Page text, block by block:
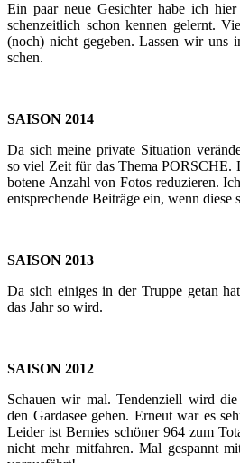
Ein paar neue Ge­sich­ter habe ich
schen­zeit­lich schon ken­nen ge­lernt.
(noch) nicht ge­ge­ben. Las­sen wir uns
schen.
SAI­SON 2014
Da sich meine pri­va­te Si­tua­ti­on
so viel Zeit für das Thema
bo­te­ne An­zahl von Fotos re­du­zie­ren.
ent­spre­chen­de Bei­trä­ge ein, wenn diese
SAI­SON 2013
Da sich ei­ni­ges in der Trup­pe getan
das Jahr so wird.
SAI­SON 2012
Schau­en wir mal. Ten­den­zi­ell wird
den Gar­da­see gehen. Er­neut war es
Lei­der ist Ber­nies schö­ner 964 zum
nicht mehr mit­fah­ren. Mal ge­spannt